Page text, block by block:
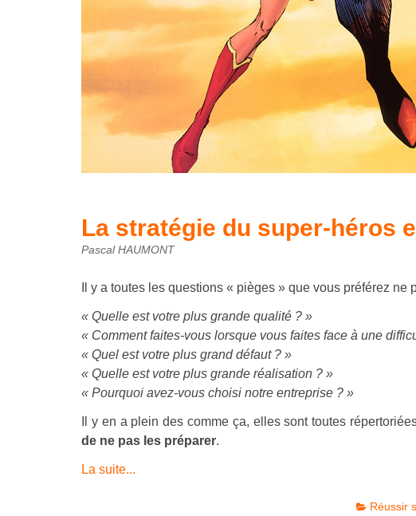
La stratégie du super-héros
Pascal HAUMONT
Il y a toutes les questions « pièges » que vous préférez ne
« Quelle est votre plus grande qualité ? »
« Comment faites-vous lorsque vous faites face à une
« Quel est votre plus grand défaut ? »
« Quelle est votre plus grande réalisation ? »
« Pourquoi avez-vous choisi notre entreprise ? »
Il y en a plein des comme ça, elles sont toutes
de ne pas les préparer.
La suite...
Réussir